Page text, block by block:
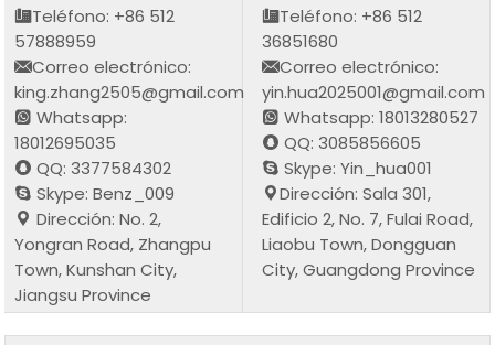
Teléfono: +86 512
57888959
Correo electrónico:
king.zhang2505@gmail.com
Whatsapp:
18012695035
QQ: 3377584302
Skype: Benz_009
Dirección: No. 2,
Yongran Road, Zhangpu
Town, Kunshan City,
Jiangsu Province
Teléfono: +86 512
36851680
Correo electrónico:
yin.hua2025001@gmail.com
Whatsapp: 18013280527
QQ: 3085856605
Skype: Yin_hua001
Dirección: Sala 301,
Edificio 2, No. 7, Fulai Road,
Liaobu Town, Dongguan
City, Guangdong Province